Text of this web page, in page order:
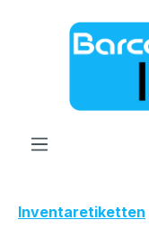
Zum Hauptinhalt
Inventaretiketten